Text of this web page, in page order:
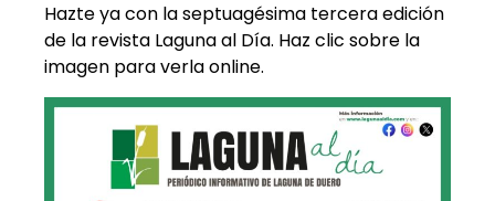
Hazte ya con la septuagésima tercera edición
de la revista Laguna al Día. Haz clic sobre la
imagen para verla online.